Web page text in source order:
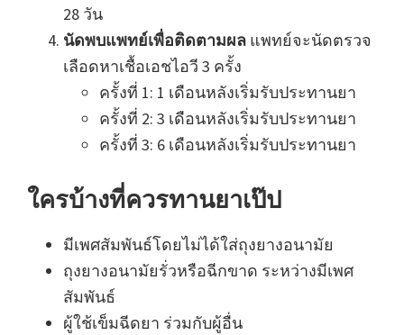
28 วัน
นัดพบแพทย์เพื่อติดตามผล แพทย์จะนัดตรวจ
เลือดหาเชื้อเอชไอวี 3 ครั้ง
ครั้งที่ 1: 1 เดือนหลังเริ่มรับประทานยา
ครั้งที่ 2: 3 เดือนหลังเริ่มรับประทานยา
ครั้งที่ 3: 6 เดือนหลังเริ่มรับประทานยา
ใครบ้างที่ควรทานยาเป๊ป
มีเพศสัมพันธ์โดยไม่ได้ใส่ถุงยางอนามัย
ถุงยางอนามัยรั่วหรือฉีกขาด ระหว่างมีเพศ
สัมพันธ์
ผู้ใช้เข็มฉีดยา ร่วมกับผู้อื่น